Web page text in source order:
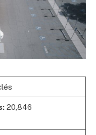
20,846